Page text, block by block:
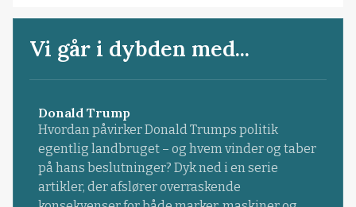
Vi går i dybden med...
Donald Trump
Hvordan påvirker Donald Trumps politik
egentlig landbruget – og hvem vinder og taber
på hans beslutninger? Dyk ned i en serie
artikler, der afslører overraskende